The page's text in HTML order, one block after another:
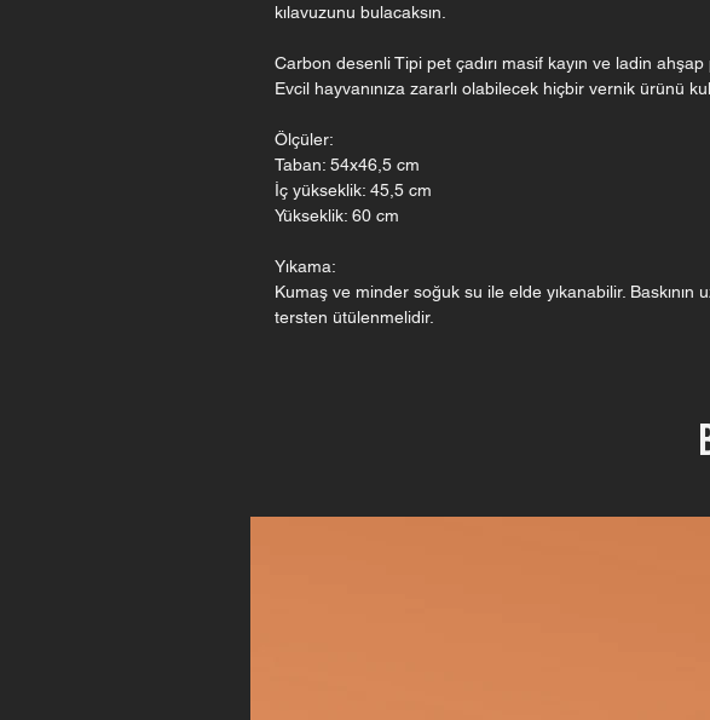
kılavuzunu bulacaksın.
Carbon desenli Tipi pet çadırı masif kayın ve ladin
Evcil hayvanınıza zararlı olabilecek hiçbir vernik ürünü
Ölçüler:
Taban: 54x46,5 cm
İç yükseklik: 45,5 cm
Yükseklik: 60 cm
Yıkama:
Kumaş ve minder soğuk su ile elde yıkanabilir. Baskının
tersten ütülenmelidir.